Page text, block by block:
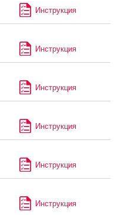
Инструкция
Инструкция
Инструкция
Инструкция
Инструкция
Инструкция